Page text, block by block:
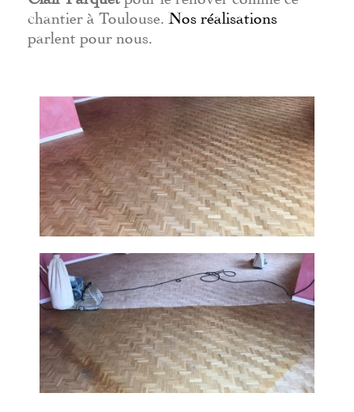
chantier à Toulouse. Nos réalisations
parlent pour nous.